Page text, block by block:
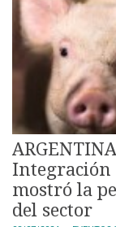
Integración
mostró la
del sector